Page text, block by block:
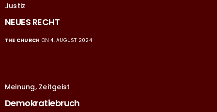
Justiz
NEUES RECHT
THE CHURCH ON 4. AUGUST 2024
Meinung, Zeitgeist
Demokratiebruch